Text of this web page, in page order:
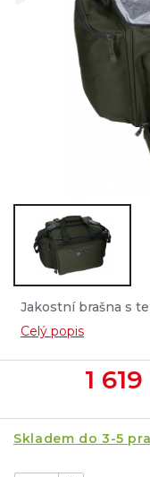
Jakostní brašna s
jídelním setem v
Celý popis
1 619
Skladem do 3-5